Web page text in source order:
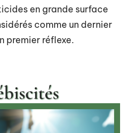
en grande surface
comme un dernier
premier réflexe.